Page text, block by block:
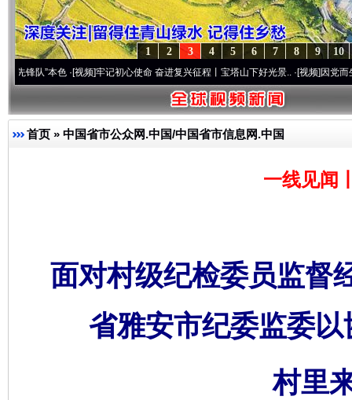
10
9
8
7
6
5
4
3
2
1
·[视频]牢记初心使命 奋进复兴征程丨宝塔山下好光景..·[视频]因党而生 为党而
首页 » 中国省市公众网.中国/中国省市信息网.中国
一线见闻
面对村级纪检委员监督
省雅安市纪委监委
村里